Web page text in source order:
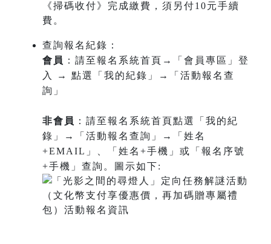
《掃碼收付》完成繳費，須另付10元手續
費。
查詢報名紀錄：
會員 ：請至報名系統首頁→「會員專區」登
入 → 點選「我的紀錄」→「活動報名查
詢」
非會員 ：請至報名系統首頁點選「我的紀
錄」→「活動報名查詢」→「姓名
+EMAIL」、「姓名+手機」或「報名序號
+手機」查詢。圖示如下: